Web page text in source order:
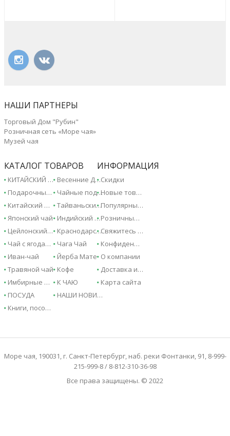
НАШИ ПАРТНЕРЫ
Торговый Дом "Рубин"
Розничная сеть «Море чая»
Музей чая
КАТАЛОГ ТОВАРОВ
КИТАЙСКИЙ ЧАЙ - 2026!
Весенние Дарджилинги - 2026!
Подарочные сертификаты
Чайные подарки и сувениры
Китайский чай
Тайваньский чай
Японский чай Индийский чай
Цейлонский чай
Краснодарский чай
Чай с ягодами и фруктами
Чага Чай
Иван-чай
Йерба Мате
Травяной чай Кофе
Имбирные напитки
К ЧАЮ
ПОСУДА
НАШИ НОВИНКИ
Книги, пособия, справочники
ИНФОРМАЦИЯ
Скидки
Новые товары
Популярные товары
Розничные магазины
Свяжитесь с нами
Конфиденциальность
О компании
Доставка и оплата
Карта сайта
Море чая, 190031, г. Санкт-Петербург, наб. реки Фонтанки, 91, 8-999-
215-999-8 / 8-812-310-36-98
Все права защищены. © 2022